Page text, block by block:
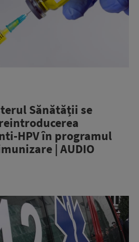
Sănătății se
HPV în programul
| AUDIO